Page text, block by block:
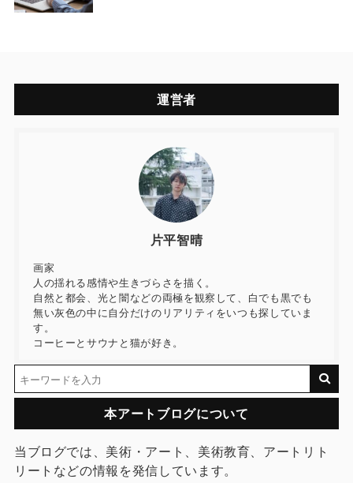
運営者
片平智晴
画家
人の揺れる感情や生きづらさを描く。
自然と都会、光と闇などの両極を観察して、白でも黒でも
無い灰色の中に自分だけのリアリティをいつも探していま
す。
コーヒーとサウナと猫が好き。
本アートブログについて
当ブログでは、美術・アート、美術教育、アートリト
リートなどの情報を発信しています。